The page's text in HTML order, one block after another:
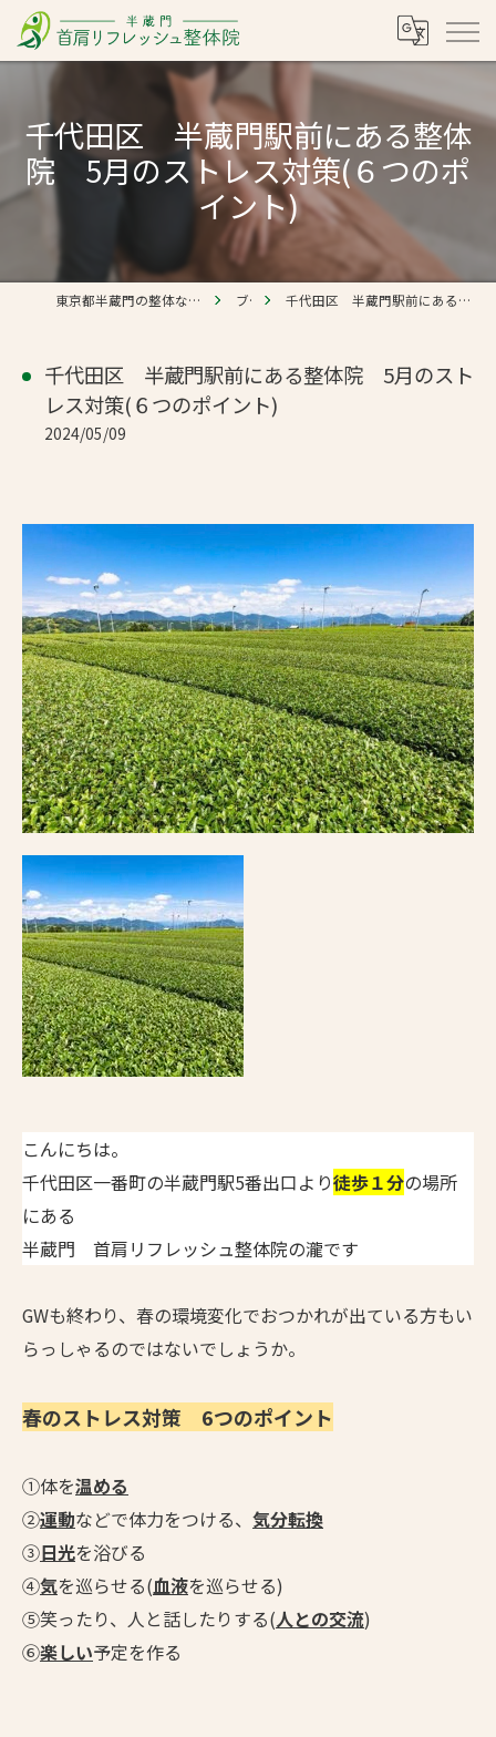
千代田区 半蔵門駅前にある整体
院 5月のストレス対策(６つのポ
イント)
東京都半蔵門の整体なら半蔵門 首肩リフレッシュ整体院 ブログ 千代田区 半蔵門駅前にある整体院 5月のストレス対策(６つのポイント)
千代田区 半蔵門駅前にある整体院 5月のスト
レス対策(６つのポイント)
2024/05/09
こんにちは。
千代田区一番町の半蔵門駅5番出口より徒歩１分の場所
にある
半蔵門 首肩リフレッシュ整体院の瀧です
GWも終わり、春の環境変化でおつかれが出ている方もい
らっしゃるのではないでしょうか。
春のストレス対策 6つのポイント
①体を温める
②運動などで体力をつける、 気分転換
③日光を浴びる
④気を巡らせる(血液を巡らせる)
⑤笑ったり、人と話したりする(人との交流)
⑥楽しい予定を作る